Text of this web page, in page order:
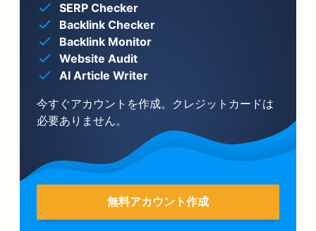
SERP Checker
Backlink Checker
Backlink Monitor
Website Audit
AI Article Writer
今すぐアカウントを作成。クレジットカードは
必要ありません。
無料アカウント作成